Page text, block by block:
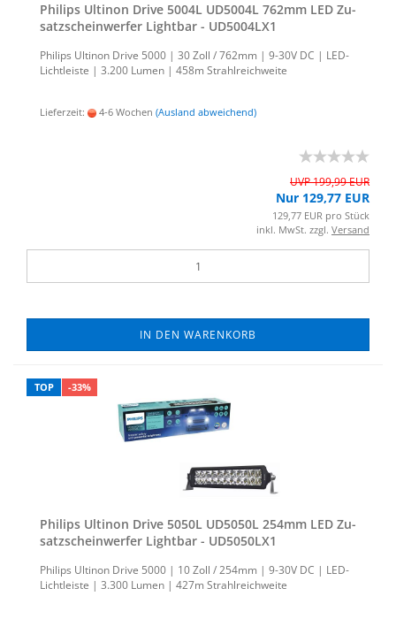
Phil­ips Ul­ti­non Drive 5004L UD5004L 762mm LED Zu­
satz­schein­wer­fer Light­bar - UD5004LX1
Phil­ips Ul­ti­non Drive 5000 | 30 Zoll / 762mm | 9-30V DC | LED-​
Lichtleiste | 3.200 Lumen | 458m Strahl­reich­wei­te
Lieferzeit: 4-6 Wochen (Ausland abweichend)
UVP 199,99 EUR
Nur 129,77 EUR
129,77 EUR pro Stück
inkl. MwSt. zzgl. Versand
IN DEN WARENKORB
TOP -33%
Phil­ips Ul­ti­non Drive 5050L UD5050L 254mm LED Zu­
satz­schein­wer­fer Light­bar - UD5050LX1
Phil­ips Ul­ti­non Drive 5000 | 10 Zoll / 254mm | 9-30V DC | LED-​
Lichtleiste | 3.300 Lumen | 427m Strahl­reich­wei­te